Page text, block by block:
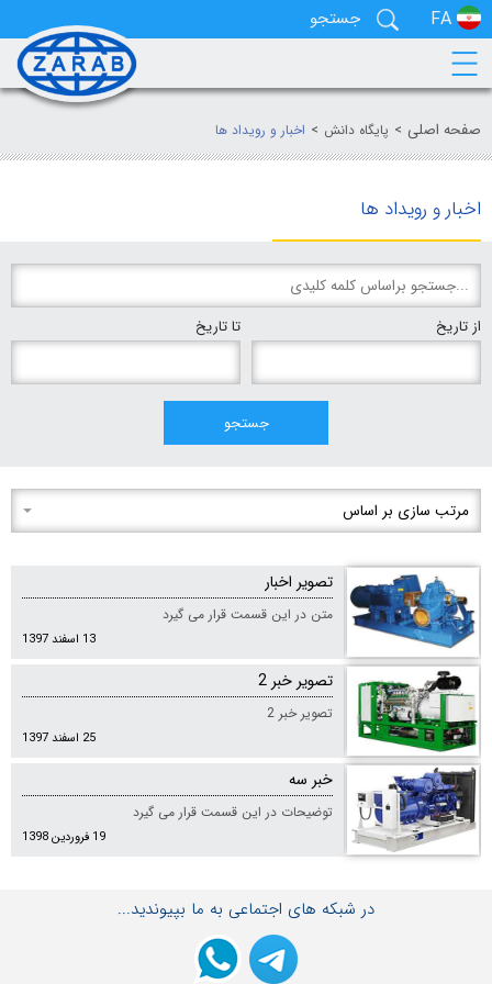
FA
EN
صفحه اصلی پایگاه دانش اخبار و رویداد ها
اخبار و رویداد ها
از تاریخ تا تاریخ
تصویر اخبار
متن در این قسمت قرار می گیرد
13 اسفند 1397
تصویر خبر 2
تصویر خبر 2
25 اسفند 1397
خبر سه
توضیحات در این قسمت قرار می گیرد
19 فروردین 1398
در شبکه های اجتماعی به ما بپیوندید...